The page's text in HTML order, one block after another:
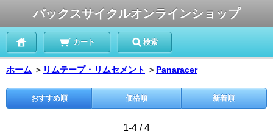
パックスサイクルオンラインショップ
カート 検索
ホーム ＞ リムテープ・リムセメント ＞ Panaracer
おすすめ順 価格順 新着順
1-4 / 4